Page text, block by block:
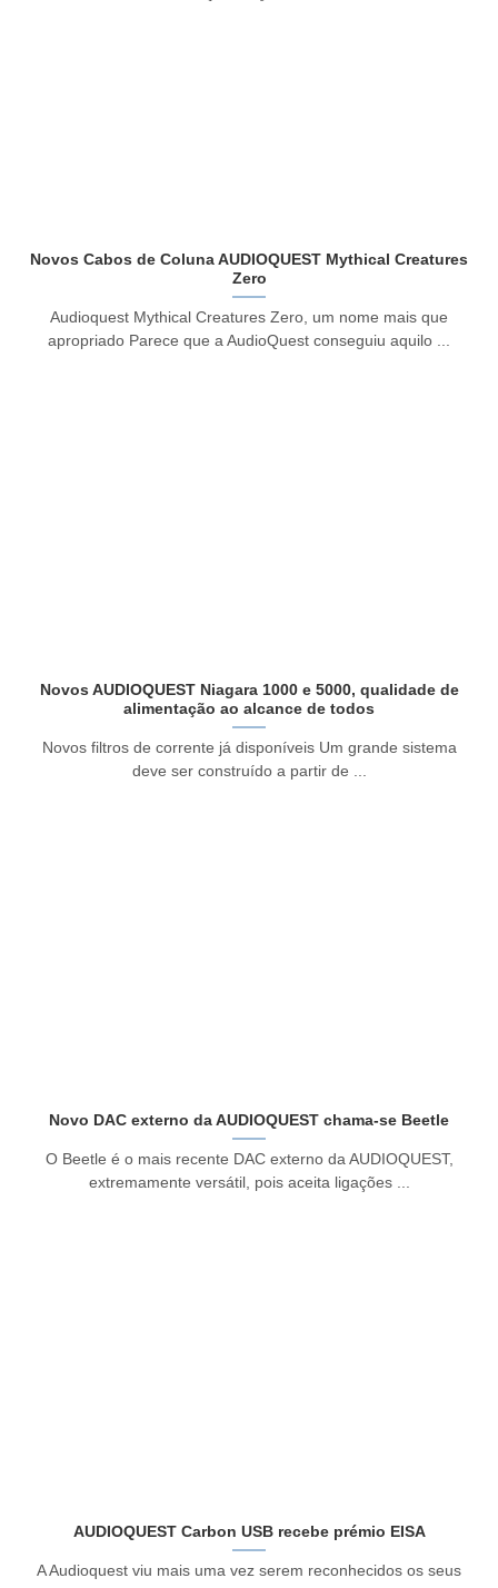
Novos Cabos de Coluna AUDIOQUEST Mythical Creatures
Zero
Audioquest Mythical Creatures Zero, um nome mais que
apropriado Parece que a AudioQuest conseguiu aquilo ...
Novos AUDIOQUEST Niagara 1000 e 5000, qualidade de
alimentação ao alcance de todos
Novos filtros de corrente já disponíveis Um grande sistema
deve ser construído a partir de ...
Novo DAC externo da AUDIOQUEST chama-se Beetle
O Beetle é o mais recente DAC externo da AUDIOQUEST,
extremamente versátil, pois aceita ligações ...
AUDIOQUEST Carbon USB recebe prémio EISA
A Audioquest viu mais uma vez serem reconhecidos os seus